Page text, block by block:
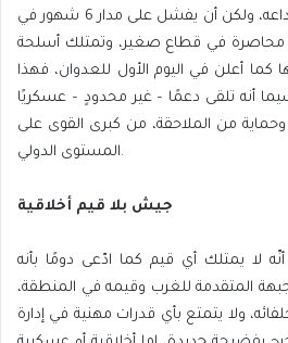
غرة، واستطاعت المقاومة خداعه، ولكن أن يفشل على مدار 6 شهور في
محاصرة في قطاع صغير، وتمتلك أسلحة
أعلن في اليوم الأول للعدوان، فهذا
أنه تلقى دعمًا – غير محدودٍ – عسكريًا
وحماية من الملاحقة، من كبرى القوى على
المستوى الدولي.
جيش بلا قيم أخلاقية
لا يمتلك أي قيم كما ادّعى دومًا بأنه
المتقدمة للغرب وقيمه في المنطقة،
ولا يتمتع بأي قدرات مهنية في إدارة